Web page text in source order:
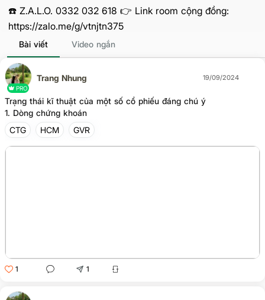
☎️ Z.A.L.O. 0332 032 618 👉 Link room cộng đồng:
https://zalo.me/g/vtnjtn375
Bài viết Video ngắn
PRO
Trang Nhung 19/09/2024
Trạng thái kĩ thuật của một số cổ phiếu đáng chú ý
1. Dòng chứng khoán
CTG
HCM GVR
1 1